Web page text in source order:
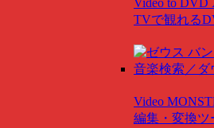
TVで観れる
Video
編集・変換ツ